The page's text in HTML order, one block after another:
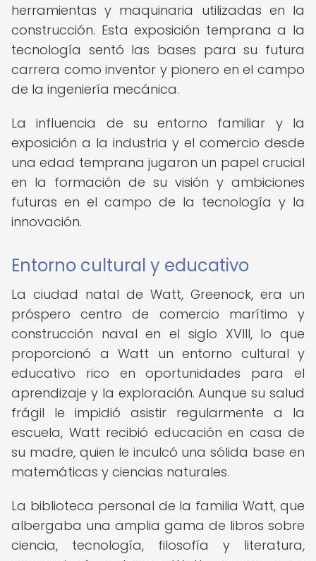
herramientas y maquinaria utilizadas en la
construcción. Esta exposición temprana a la
tecnología sentó las bases para su futura
carrera como inventor y pionero en el campo
de la ingeniería mecánica.
La influencia de su entorno familiar y la
exposición a la industria y el comercio desde
una edad temprana jugaron un papel crucial
en la formación de su visión y ambiciones
futuras en el campo de la tecnología y la
innovación.
Entorno cultural y educativo
La ciudad natal de Watt, Greenock, era un
próspero centro de comercio marítimo y
construcción naval en el siglo XVIII, lo que
proporcionó a Watt un entorno cultural y
educativo rico en oportunidades para el
aprendizaje y la exploración. Aunque su salud
frágil le impidió asistir regularmente a la
escuela, Watt recibió educación en casa de
su madre, quien le inculcó una sólida base en
matemáticas y ciencias naturales.
La biblioteca personal de la familia Watt, que
albergaba una amplia gama de libros sobre
ciencia, tecnología, filosofía y literatura,